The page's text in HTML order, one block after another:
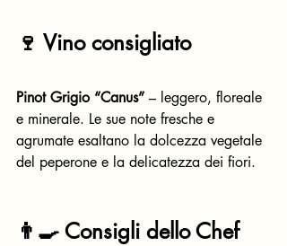
🍷 Vino consigliato
Pinot Grigio “Canus” – leggero, floreale
e minerale. Le sue note fresche e
agrumate esaltano la dolcezza vegetale
del peperone e la delicatezza dei fiori.
👨‍🍳 Consigli dello Chef